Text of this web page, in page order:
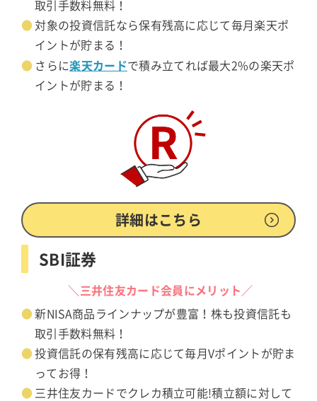
取引手数料無料！
対象の投資信託なら保有残高に応じて毎月楽天ポ
イントが貯まる！
さらに楽天カードで積み立てれば最大2%の楽天ポ
イントが貯まる！
詳細はこちら
SBI証券
＼三井住友カード会員にメリット／
新NISA商品ラインナップが豊富！株も投資信託も
取引手数料無料！
投資信託の保有残高に応じて毎月Vポイントが貯ま
ってお得！
三井住友カードでクレカ積立可能!積立額に対して